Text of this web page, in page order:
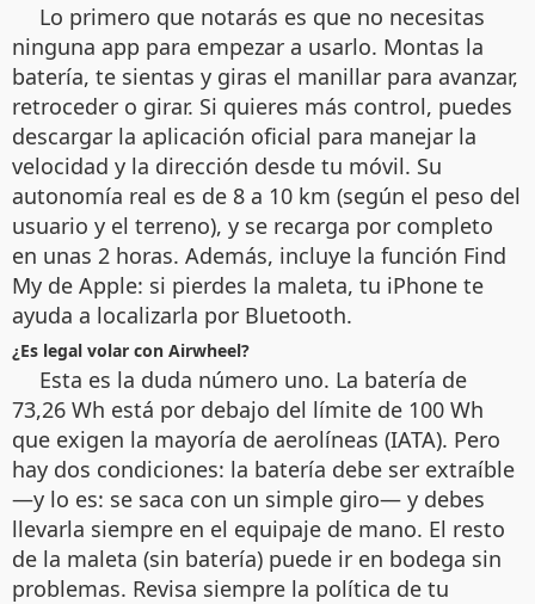
Lo primero que notarás es que no necesitas
ninguna app para empezar a usarlo. Montas la
batería, te sientas y giras el manillar para avanzar,
retroceder o girar. Si quieres más control, puedes
descargar la aplicación oficial para manejar la
velocidad y la dirección desde tu móvil. Su
autonomía real es de 8 a 10 km (según el peso del
usuario y el terreno), y se recarga por completo
en unas 2 horas. Además, incluye la función Find
My de Apple: si pierdes la maleta, tu iPhone te
ayuda a localizarla por Bluetooth.
¿Es legal volar con Airwheel?
Esta es la duda número uno. La batería de
73,26 Wh está por debajo del límite de 100 Wh
que exigen la mayoría de aerolíneas (IATA). Pero
hay dos condiciones: la batería debe ser extraíble
—y lo es: se saca con un simple giro— y debes
llevarla siempre en el equipaje de mano. El resto
de la maleta (sin batería) puede ir en bodega sin
problemas. Revisa siempre la política de tu